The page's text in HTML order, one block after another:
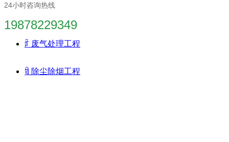
24小时咨询热线
19878229349
ꄁ 废气处理工程
ꁢ 除尘除烟工程